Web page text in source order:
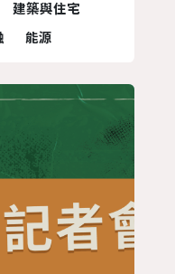
邀請到三組台
前輩們 ； 台
及現任永續小
大學...
建築與住宅
能源